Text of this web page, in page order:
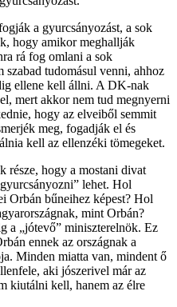
a gyurcsányozást, a sok
hogy amikor meghallják
rá fog omlani a sok
szabad tudomásul venni, ahhoz
ellene kell állni. A DK-nak
mert akkor nem tud megnyerni
hogy az elveiből semmit
meg, fogadják el és
kell az ellenzéki tömegeket.
része, hogy a mostani divat
lehet. Hol
Orbán bűneihez képest? Hol
mint Orbán?
a „jótevő” miniszterelnök. Ez
ennek az országnak a
Minden miatta van, mindent ő
aki jószerivel már az
kiutálni kell, hanem az élre